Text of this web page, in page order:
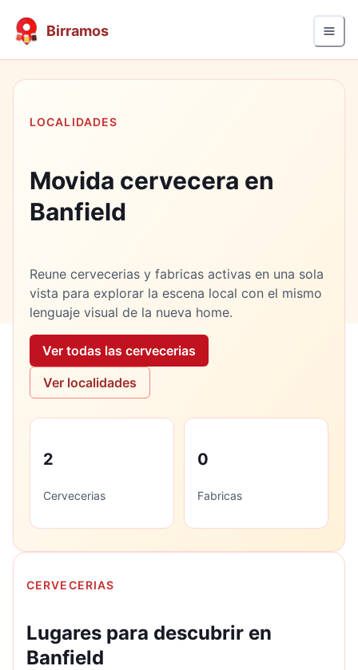
Birramos
LOCALIDADES
Movida cervecera en
Banfield
Reune cervecerias y fabricas activas en una sola
vista para explorar la escena local con el mismo
lenguaje visual de la nueva home.
Ver todas las cervecerias
Ver localidades
2
Cervecerias
0
Fabricas
CERVECERIAS
Lugares para descubrir en
Banfield